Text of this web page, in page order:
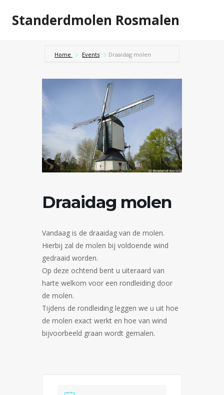
naarStanderdmolen Rosmalen
Home Events Draaidag molen
Draaidag molen
Vandaag is de draaidag van de molen.
Hierbij zal de molen bij voldoende wind
gedraaid worden.
Op deze ochtend bent u uiteraard van
harte welkom voor een rondleiding door
de molen.
Tijdens de rondleiding leggen we u uit hoe
de molen exact werkt en hoe van wind
bijvoorbeeld graan wordt gemalen.